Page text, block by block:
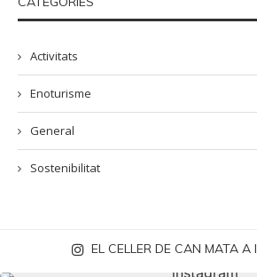
Activitats
Enoturisme
General
Sostenibilitat
EL CELLER DE CAN MATA A